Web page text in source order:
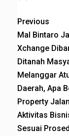
Previous
Mal Bintaro
Xchange
Ditanah
Melanggar
Daerah, Apa
Property
Aktivitas
Sesuai